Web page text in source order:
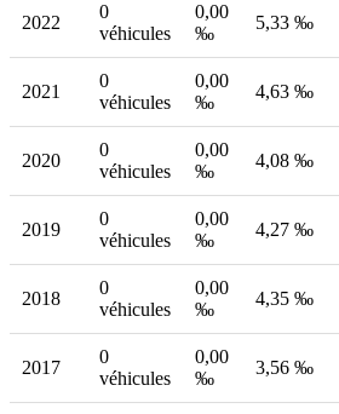
2022
0
véhicules
0,00
‰
5,33 ‰
2021
0
véhicules
0,00
‰
4,63 ‰
2020
0
véhicules
0,00
‰
4,08 ‰
2019
0
véhicules
0,00
‰
4,27 ‰
2018
0
véhicules
0,00
‰
4,35 ‰
2017
0
véhicules
0,00
‰
3,56 ‰